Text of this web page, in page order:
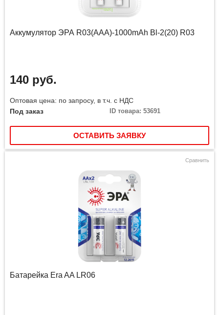
Аккумулятор ЭРА R03(AAA)-1000mAh Bl-2(20) R03
140 руб.
Оптовая цена: по запросу, в т.ч. с НДС
Под заказ
ID товара: 53691
ОСТАВИТЬ ЗАЯВКУ
Сравнить
Батарейка Era AA LR06